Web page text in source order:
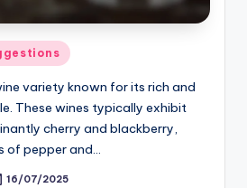
variety known for its rich and
These wines typically exhibit
cherry and blackberry,
of pepper and…
16/07/2025